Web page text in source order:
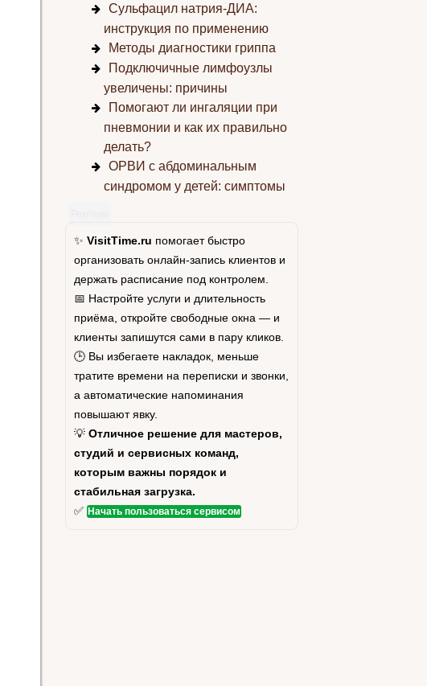
Сульфацил натрия-ДИА:
инструкция по применению
Методы диагностики гриппа
Подключичные лимфоузлы
увеличены: причины
Помогают ли ингаляции при
пневмонии и как их правильно
делать?
ОРВИ с абдоминальным
синдромом у детей: симптомы
✨ VisitTime.ru помогает быстро
организовать онлайн-запись клиентов и
держать расписание под контролем.
📅 Настройте услуги и длительность
приёма, откройте свободные окна — и
клиенты запишутся сами в пару кликов.
🕒 Вы избегаете накладок, меньше
тратите времени на переписки и звонки,
а автоматические напоминания
повышают явку.
💡 Отличное решение для мастеров,
студий и сервисных команд,
которым важны порядок и
стабильная загрузка.
✅ Начать пользоваться сервисом